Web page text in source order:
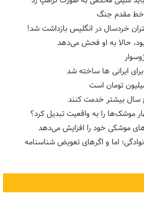
خط مقدم جنگ
خردسال در انگلیس بازداشت شد!
حالا به او فحش می‌دهد
سال بیشتر خدمت کنند
موشک‌ها را به واقعیت تبدیل کرد؟
موشکی خود را افزایش می‌دهد
اما و اگرهای تعویض شناسنامه